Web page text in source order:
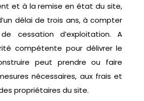
et à la remise en état du site,
délai de trois ans, à compter
cessation d’exploitation. A
compétente pour délivrer le
peut prendre ou faire
nécessaires, aux frais et
propriétaires du site.